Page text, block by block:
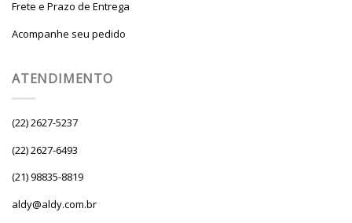
Frete e Prazo de Entrega
Acompanhe seu pedido
ATENDIMENTO
(22) 2627-5237
(22) 2627-6493
(21) 98835-8819
aldy@aldy.com.br